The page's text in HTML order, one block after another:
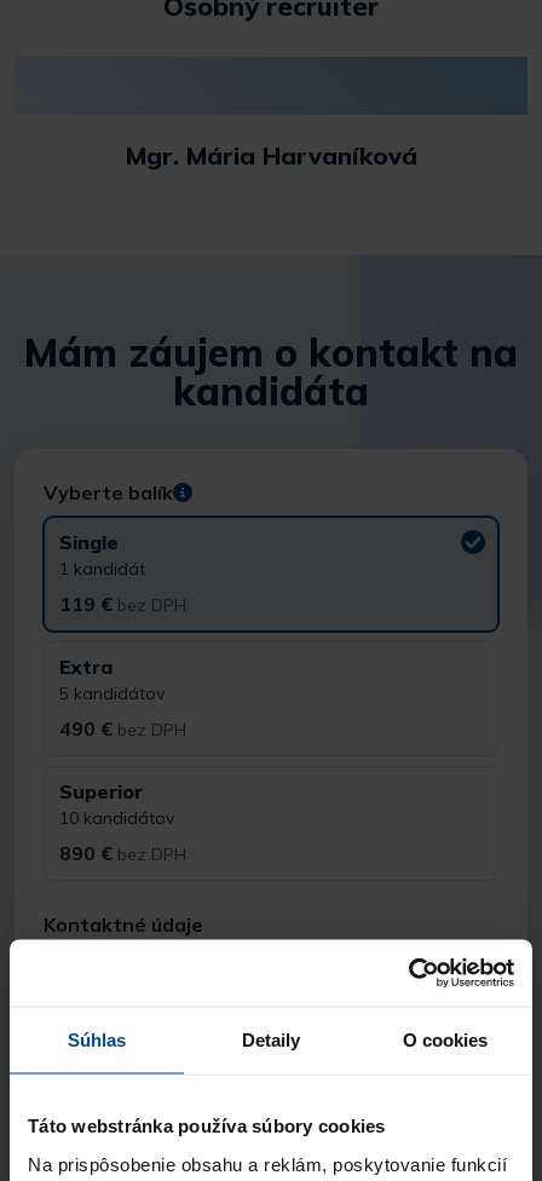
Súhlas Detaily O cookies
Táto webstránka používa súbory cookies
Na prispôsobenie obsahu a reklám, poskytovanie funkcií
Mgr. Mária Harvaníková
Mám záujem o kontakt na
kandidáta
Vyberte balík
Single
1 kandidát
119 € bez DPH
Extra
5 kandidátov
490 € bez DPH
Superior
10 kandidátov
890 € bez DPH
Kontaktné údaje
E-mail
Telefón